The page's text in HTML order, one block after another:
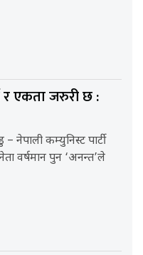
र एकता जरुरी छ :
नेपाली कम्युनिस्ट पार्टी
वर्षमान पुन ‘अनन्त’ले